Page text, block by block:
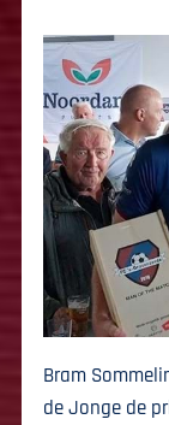
Bram
de Jonge de